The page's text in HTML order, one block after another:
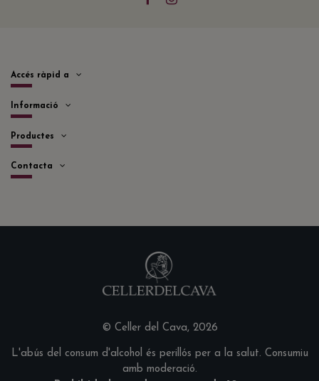
Accés ràpid a
Informació
Productes
Contacta
© Celler del Cava, 2026
L'abús del consum d'alcohol és perillós per a la salut. Consumiu
amb moderació.